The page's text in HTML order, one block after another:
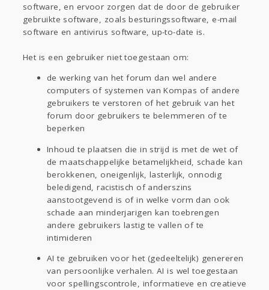
software, en ervoor zorgen dat de door de gebruiker
gebruikte software, zoals besturingssoftware, e-mail
software en antivirus software, up-to-date is.
Het is een gebruiker niet toegestaan om:
de werking van het forum dan wel andere
computers of systemen van Kompas of andere
gebruikers te verstoren of het gebruik van het
forum door gebruikers te belemmeren of te
beperken
Inhoud te plaatsen die in strijd is met de wet of
de maatschappelijke betamelijkheid, schade kan
berokkenen, oneigenlijk, lasterlijk, onnodig
beledigend, racistisch of anderszins
aanstootgevend is of in welke vorm dan ook
schade aan minderjarigen kan toebrengen
andere gebruikers lastig te vallen of te
intimideren
AI te gebruiken voor het (gedeeltelijk) genereren
van persoonlijke verhalen. AI is wel toegestaan
voor spellingscontrole, informatieve en creatieve